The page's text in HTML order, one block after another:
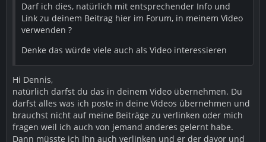
Darf ich dies, natürlich mit entsprechender Info und
Link zu deinem Beitrag hier im Forum, in meinem Video
verwenden ?
Denke das würde viele auch als Video interessieren
Hi Dennis,
natürlich darfst du das in deinem Video übernehmen. Du
darfst alles was ich poste in deine Videos übernehmen und
brauchst nicht auf meine Beiträge zu verlinken oder mich
fragen weil ich auch von jemand anderes gelernt habe.
Dann müsste ich Ihn auch verlinken und er der davor und